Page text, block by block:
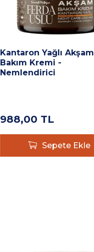
Kantaron Yağlı Akşam
Bakım Kremi -
Nemlendirici
988,00 TL
Sepete Ekle